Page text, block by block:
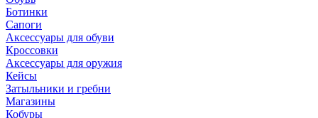
Ботинки
Сапоги
Аксессуары для обуви
Кроссовки
Аксессуары для оружия
Кейсы
Затыльники и гребни
Магазины
Кобуры